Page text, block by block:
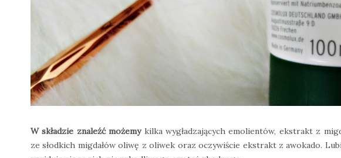
W składzie znaleźć możemy kilka wygładzających emolientów, ekstrakt z
ze słodkich migdałów oliwę z oliwek oraz oczywiście ekstrakt z awokado.